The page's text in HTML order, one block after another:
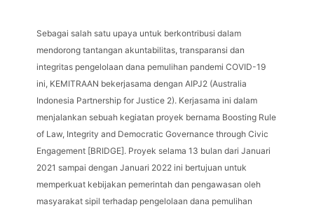
Sebagai salah satu upaya untuk berkontribusi dalam
mendorong tantangan akuntabilitas, transparansi dan
integritas pengelolaan dana pemulihan pandemi COVID-19
ini, KEMITRAAN bekerjasama dengan AIPJ2 (Australia
Indonesia Partnership for Justice 2). Kerjasama ini dalam
menjalankan sebuah kegiatan proyek bernama Boosting Rule
of Law, Integrity and Democratic Governance through Civic
Engagement [BRIDGE]. Proyek selama 13 bulan dari Januari
2021 sampai dengan Januari 2022 ini bertujuan untuk
memperkuat kebijakan pemerintah dan pengawasan oleh
masyarakat sipil terhadap pengelolaan dana pemulihan